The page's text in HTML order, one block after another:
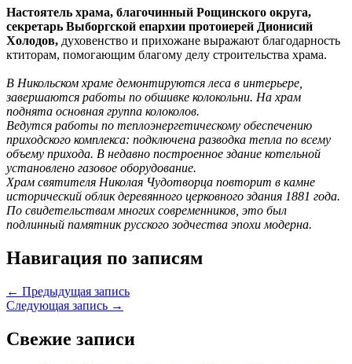
Настоятель храма, благочинный Рощинского округа,
секретарь Выборгской епархии протоиерей Дионисий
Холодов, духовенство и прихожане выражают благодарность
ктиторам, помогающим благому делу строительства храма.
В Никольском храме демонтируются леса в интерьере,
завершаются работы по обшивке колокольни. На храм
поднята основная группа колоколов.
Ведутся работы по теплоэнергетическому обеспечению
приходского комплекса: подключена разводка тепла по всему
объему прихода. В недавно построенное здание котельной
установлено газовое оборудование.
Храм святителя Николая Чудотворца повторит в камне
исторический облик деревянного церковного здания 1881 года.
По свидетельствам многих современников, это был
подлинный памятник русского зодчества эпохи модерна.
Навигация по записям
← Предыдущая запись
Следующая запись →
Свежие записи